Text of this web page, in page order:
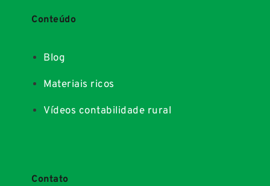
Conteúdo
Blog
Materiais ricos
Vídeos contabilidade rural
Contato